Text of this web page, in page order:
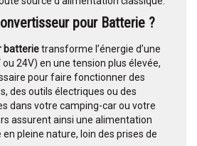
pour Batterie ?
batterietransforme l’énergie d’une
24V) en une tension plus élevée,
pour faire fonctionner des
des outils électriques ou des
dans votre camping-car ou votre
assurent ainsi une alimentation
pleine nature, loin des prises de